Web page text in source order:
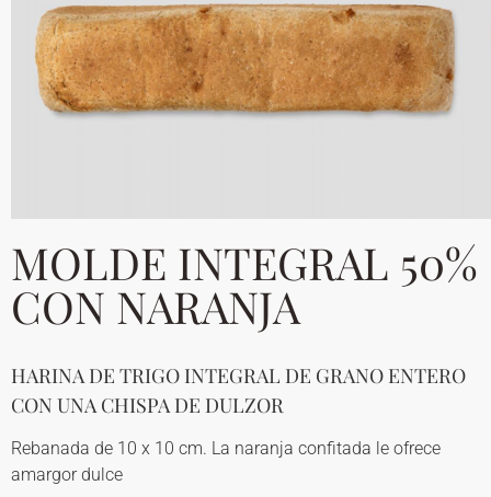
MOLDE INTEGRAL 50%
CON NARANJA
HARINA DE TRIGO INTEGRAL DE GRANO ENTERO
CON UNA CHISPA DE DULZOR
Rebanada de 10 x 10 cm. La naranja confitada le ofrece
amargor dulce